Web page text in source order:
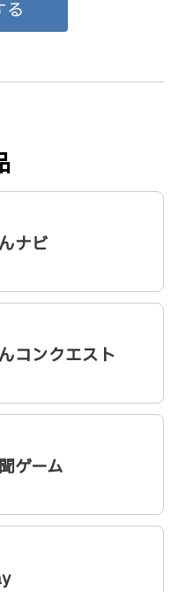
る
ナビ
コンクエスト
ゲーム